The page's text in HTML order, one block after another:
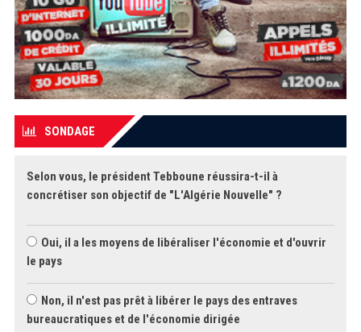
SONDAGE
Selon vous, le président Tebboune réussira-t-il à
concrétiser son objectif de "L'Algérie Nouvelle" ?
Oui, il a les moyens de libéraliser l'économie et d'ouvrir
le pays
Non, il n'est pas prêt à libérer le pays des entraves
bureaucratiques et de l'économie dirigée